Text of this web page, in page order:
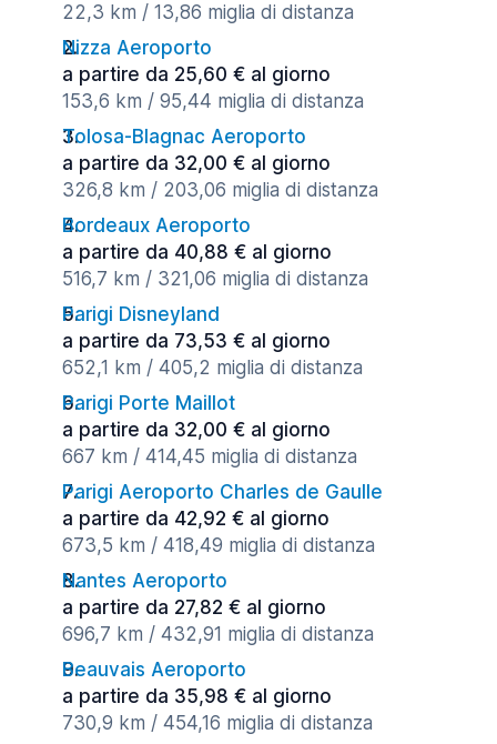
22,3 km / 13,86 miglia di distanza
Nizza Aeroporto
a partire da 25,60 € al giorno
153,6 km / 95,44 miglia di distanza
Tolosa-Blagnac Aeroporto
a partire da 32,00 € al giorno
326,8 km / 203,06 miglia di distanza
Bordeaux Aeroporto
a partire da 40,88 € al giorno
516,7 km / 321,06 miglia di distanza
Parigi Disneyland
a partire da 73,53 € al giorno
652,1 km / 405,2 miglia di distanza
Parigi Porte Maillot
a partire da 32,00 € al giorno
667 km / 414,45 miglia di distanza
Parigi Aeroporto Charles de Gaulle
a partire da 42,92 € al giorno
673,5 km / 418,49 miglia di distanza
Nantes Aeroporto
a partire da 27,82 € al giorno
696,7 km / 432,91 miglia di distanza
Beauvais Aeroporto
a partire da 35,98 € al giorno
730,9 km / 454,16 miglia di distanza